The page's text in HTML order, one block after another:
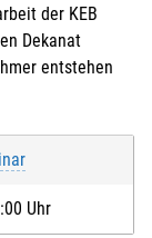
der KEB
Dekanat
entstehen
Uhr